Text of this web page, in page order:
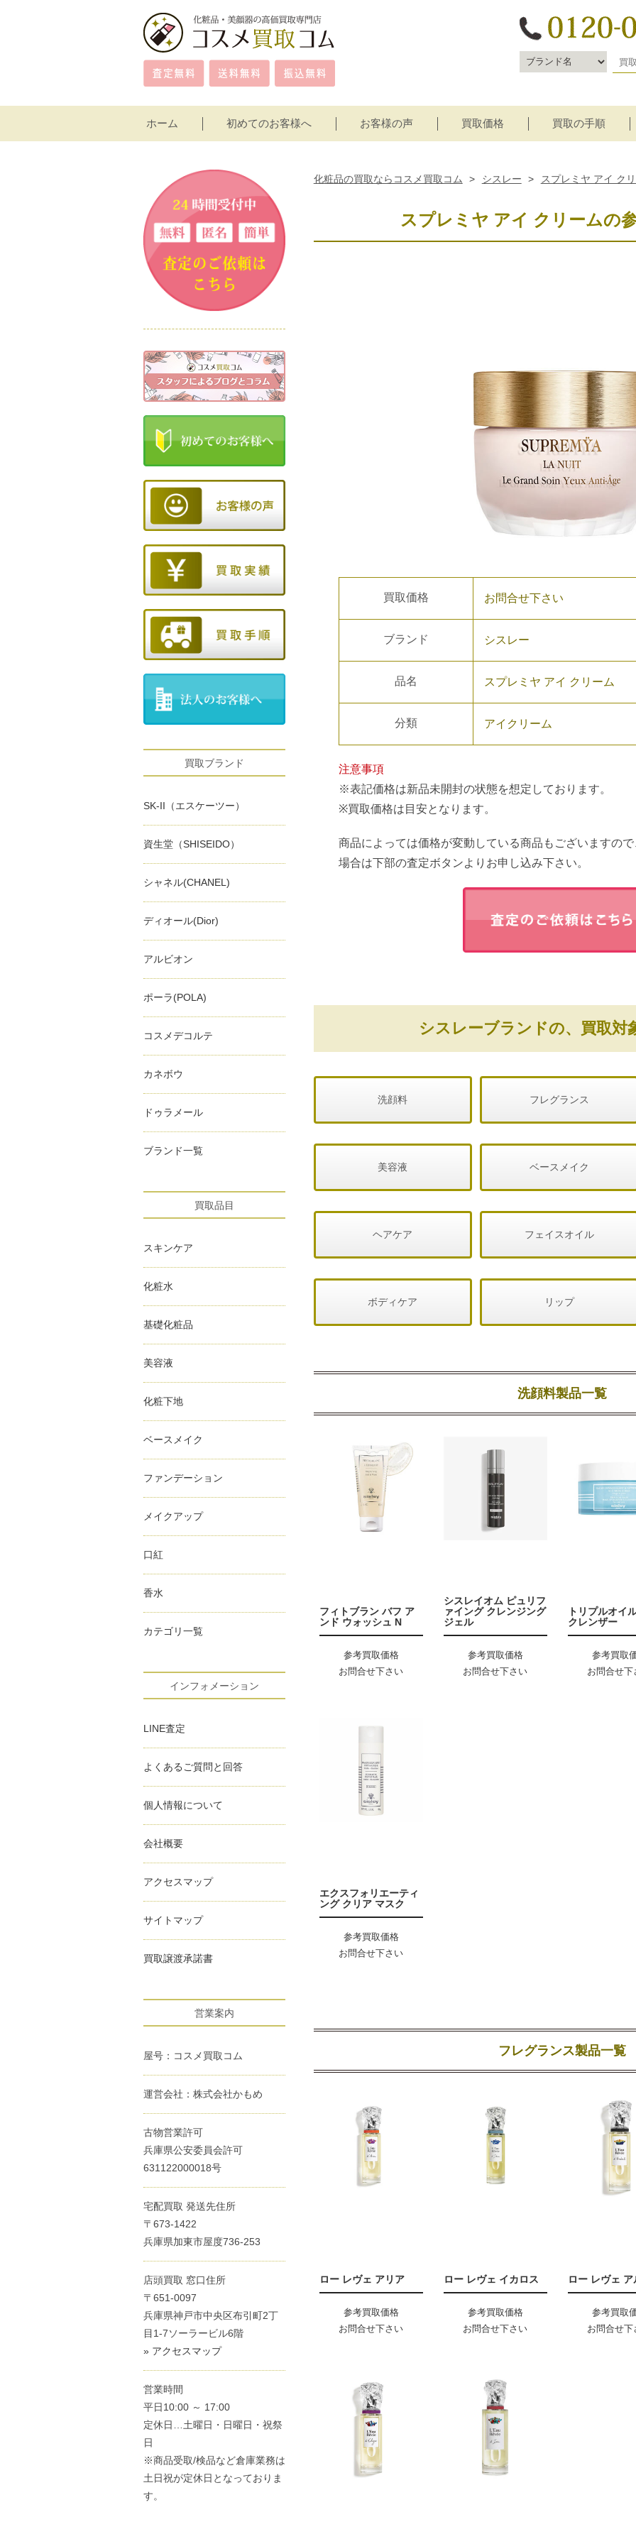
ホーム 初めてのお客様へ お客様の声 買取価格
買取の手順
化粧品の買取ならコスメ買取コム > シスレー > スプレミヤ アイ ク
スプレミヤ アイ クリームの
買取価格 お問合せ下さい
ブランド シスレー
品名 スプレミヤ アイ クリーム
分類 アイクリーム
注意事項
※表記価格は新品未開封の状態を想定しております。
※買取価格は目安となります。
商品によっては価格が変動している商品もございますの
場合は下部の査定ボタンよりお申し込み下さい。
シスレーブランドの、買取対
洗顔料 フレグランス
美容液 ベースメイク
ヘアケア フェイスオイル
ボディケア リップ
洗顔料製品一覧
フィトブラン バフ ア
ンド ウォッシュ N
参考買取価格
お問合せ下さい
シスレイオム ピュリフ
ァイング クレンジング
ジェル
参考買取価格
お問合せ下さい
トリプルオイ
クレンザー
参考買取
お問合せ下
エクスフォリエーティ
ング クリア マスク
参考買取価格
お問合せ下さい
フレグランス製品一覧
ロー レヴェ アリア
参考買取価格
お問合せ下さい
ロー レヴェ イカロス
参考買取価格
お問合せ下さい
ロー レヴェ ア
参考買取
お問合せ下
買取ブランド
SK-II（エスケーツー）
資生堂（SHISEIDO）
シャネル(CHANEL)
ディオール(Dior)
アルビオン
ポーラ(POLA)
コスメデコルテ
カネボウ
ドゥラメール
ブランド一覧
買取品目
スキンケア
化粧水
基礎化粧品
美容液
化粧下地
ベースメイク
ファンデーション
メイクアップ
口紅
香水
カテゴリ一覧
インフォメーション
LINE査定
よくあるご質問と回答
個人情報について
会社概要
アクセスマップ
サイトマップ
買取譲渡承諾書
営業案内
屋号：コスメ買取コム
運営会社：株式会社かもめ
古物営業許可
兵庫県公安委員会許可
631122000018号
宅配買取 発送先住所
〒673-1422
兵庫県加東市屋度736-253
店頭買取 窓口住所
〒651-0097
兵庫県神戸市中央区布引町2丁
目1-7ソーラービル6階
» アクセスマップ
営業時間
平日10:00 ～ 17:00
定休日…土曜日・日曜日・祝祭
日
※商品受取/検品など倉庫業務は
土日祝が定休日となっておりま
す。